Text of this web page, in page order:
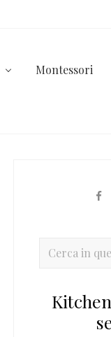
Montessori
Cerca
sito